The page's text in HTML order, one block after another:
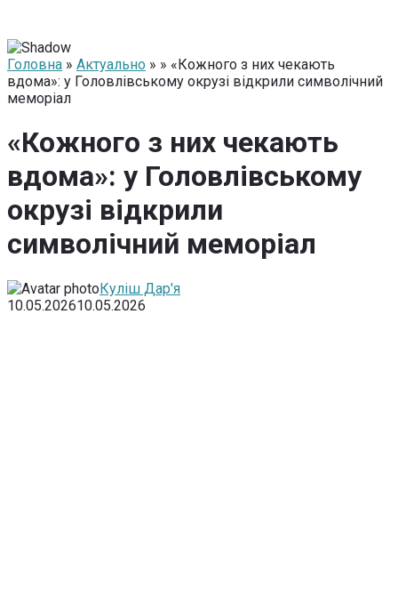
Головна » Актуально » » «Кожного з них чекають
вдома»: у Головлівському окрузі відкрили символічний
меморіал
«Кожного з них чекають
вдома»: у Головлівському
окрузі відкрили
символічний меморіал
Куліш Дар'я
10.05.202610.05.2026